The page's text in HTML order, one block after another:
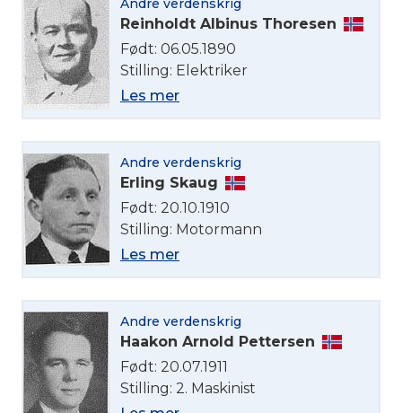
Andre verdenskrig
Reinholdt Albinus Thoresen
Født: 06.05.1890
Stilling: Elektriker
Les mer
Andre verdenskrig
Erling Skaug
Født: 20.10.1910
Stilling: Motormann
Les mer
Andre verdenskrig
Haakon Arnold Pettersen
Født: 20.07.1911
Stilling: 2. Maskinist